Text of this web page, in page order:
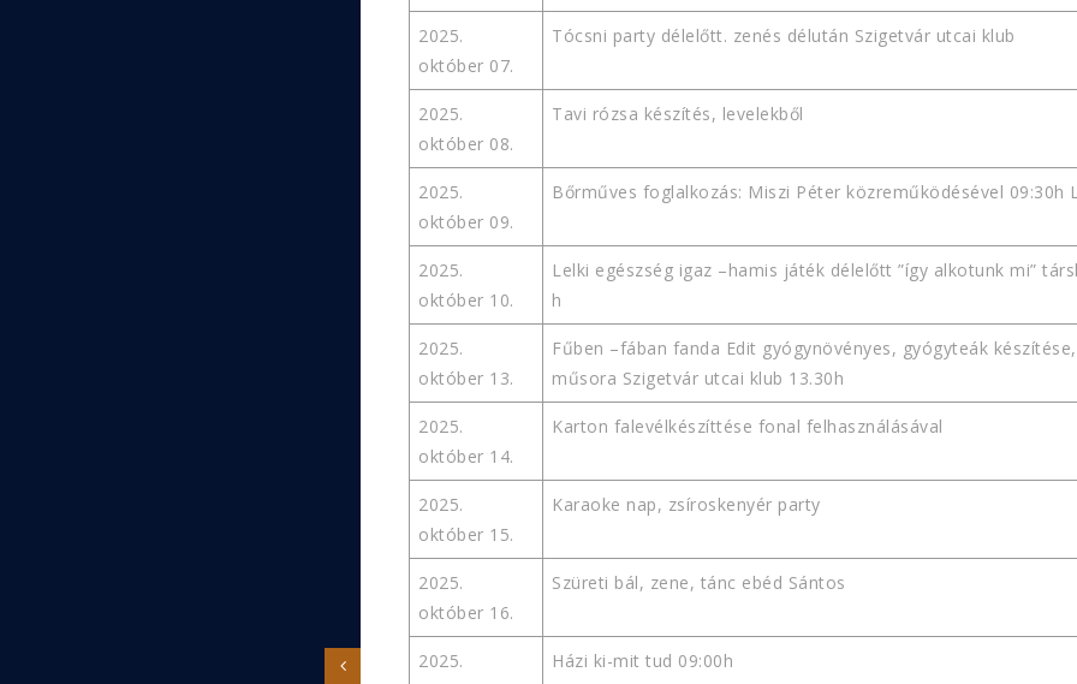
2025.
október 07.
Tócsni party délelőtt. zenés délután Szigetvár utcai klub
2025.
október 08.
Tavi rózsa készítés, levelekből
2025.
október 09.
Bőrműves foglalkozás: Miszi Péter közreműködésével 09:30h
2025.
október 10.
Lelki egészség igaz –hamis játék délelőtt ”így alkotunk mi”
h
2025.
október 13.
Fűben –fában fanda Edit gyógynövényes, gyógyteák
műsora Szigetvár utcai klub 13.30h
2025.
október 14.
Karton falevélkészíttése fonal felhasználásával
2025.
október 15.
Karaoke nap, zsíroskenyér party
2025.
október 16.
Szüreti bál, zene, tánc ebéd Sántos
2025.
Házi ki-mit tud 09:00h